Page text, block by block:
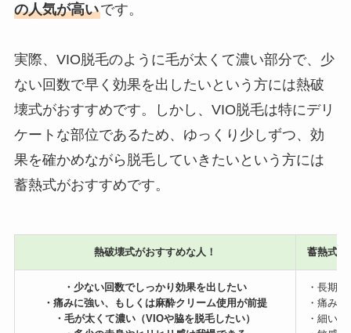
の人気が高いです。
実際、VIO脱毛のように毛が太くて濃い部分で、少
ない回数で早く効果を出したいという方には熱破
壊式がおすすめです。しかし、VIO脱毛は特にデリ
ケートな部位であるため、ゆっくり少しずつ、効
果を確かめながら脱毛していきたいという方には
蓄熱式がおすすめです。
熱破壊式がおすすめな人！ 蓄熱式が
・少ない回数でしっかり効果を出したい
・痛みに強い、もしくは麻酔クリーム使用が前提
・毛が太くて濃い（VIOや脇を脱毛したい）
・長期
・痛み
・細い